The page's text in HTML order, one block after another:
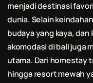
menjadi destinasi
dunia. Selain
budaya yang kaya,
akomodasi dibalijuga
utama. Dari homestay
hingga resort mewah